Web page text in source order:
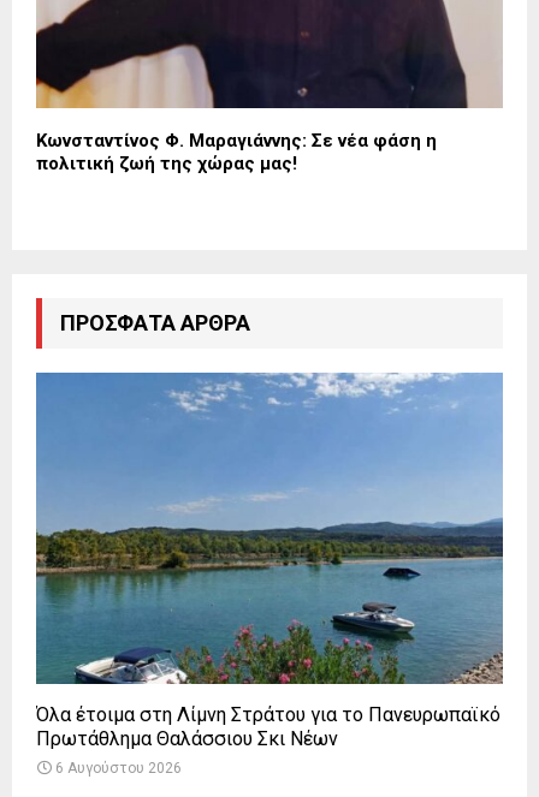
Κωνσταντίνος Φ. Μαραγιάννης: Σε νέα φάση η
πολιτική ζωή της χώρας μας!
ΠΡΌΣΦΑΤΑ ΆΡΘΡΑ
Όλα έτοιμα στη Λίμνη Στράτου για το Πανευρωπαϊκό
Πρωτάθλημα Θαλάσσιου Σκι Νέων
6 Αυγούστου 2026